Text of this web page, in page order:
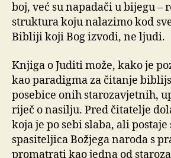
boj, već su napadači u bijegu –
struktura koju nalazimo kod
Bibliji koji Bog izvodi, ne ljudi.
Knjiga o Juditi može, kako je
kao paradigma za čitanje
posebice onih starozavjetnih,
riječ o nasilju. Pred čitatelje
koja je po sebi slaba, ali
spasiteljica Božjega naroda s
promatrati kao jedna od